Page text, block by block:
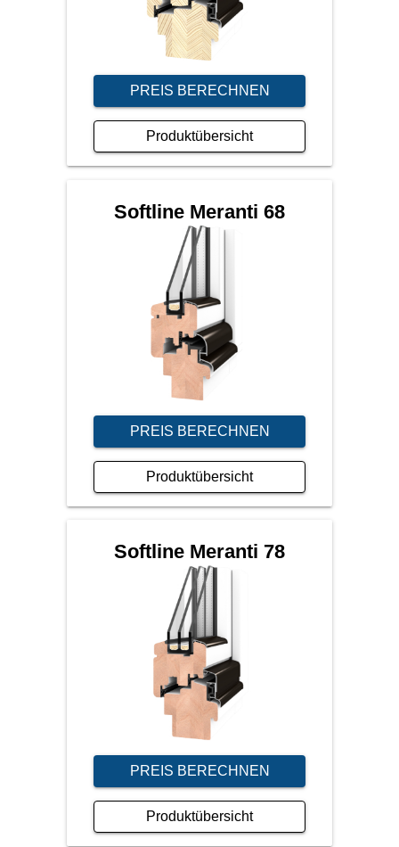
PREIS BERECHNEN
Produktübersicht
Softline Meranti 68
PREIS BERECHNEN
Produktübersicht
Softline Meranti 78
PREIS BERECHNEN
Produktübersicht